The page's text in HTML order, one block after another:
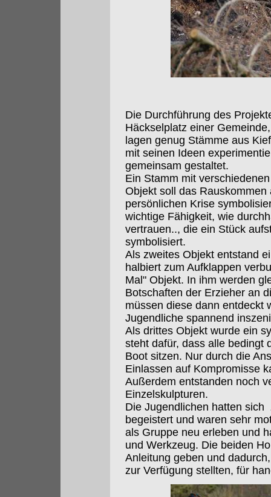
Die Durchführung des
Häckselplatz einer
lagen genug Stämme aus
mit seinen Ideen
gemeinsam gestaltet.
Ein Stamm mit
Objekt soll das
persönlichen Krise
wichtige Fähigkeit, wie
vertrauen.., die ein Stück
symbolisiert.
Als zweites Objekt entstand
halbiert zum Aufklappen
Mal" Objekt. In ihm werden
Botschaften der Erzieher an
müssen diese dann entdeckt
Jugendliche spannend
Als drittes Objekt wurde ein
steht dafür, dass alle bedingt
Boot sitzen. Nur durch die
Einlassen auf Kompromisse
Außerdem entstanden noch
Einzelskulpturen.
Die Jugendlichen hatten
begeistert und waren sehr
als Gruppe neu erleben und
und Werkzeug. Die beiden
Anleitung geben und
zur Verfügung stellten, für